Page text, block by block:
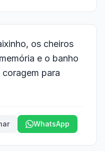
os cheiros
e o banho
para
WhatsApp